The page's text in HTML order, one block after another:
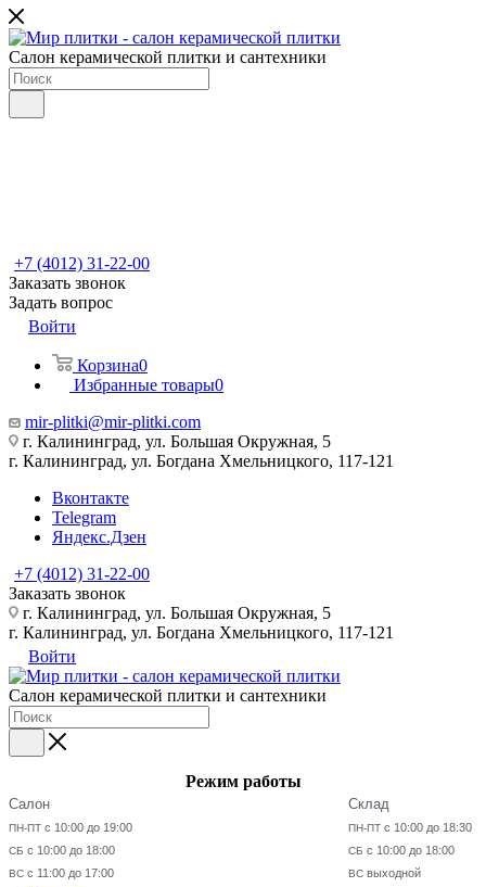
Салон керамической плитки и сантехники
+7 (4012) 31-22-00
Заказать звонок
Задать вопрос
Войти
Корзина0
Избранные товары0
mir-plitki@mir-plitki.com
г. Калининград, ул. Большая Окружная, 5
г. Калининград, ул. Богдана Хмельницкого, 117-121
Вконтакте
Telegram
Яндекс.Дзен
+7 (4012) 31-22-00
Заказать звонок
г. Калининград, ул. Большая Окружная, 5
г. Калининград, ул. Богдана Хмельницкого, 117-121
Войти
Салон керамической плитки и сантехники
Режим работы
Салон
ПН-ПТ с 10:00 до 19:00
СБ с 10:00 до 18:00
ВС с 11:00 до 17:00
Склад
ПН-ПТ с 10:00 до 18:30
СБ с 10:00 до 18:00
ВС выходной